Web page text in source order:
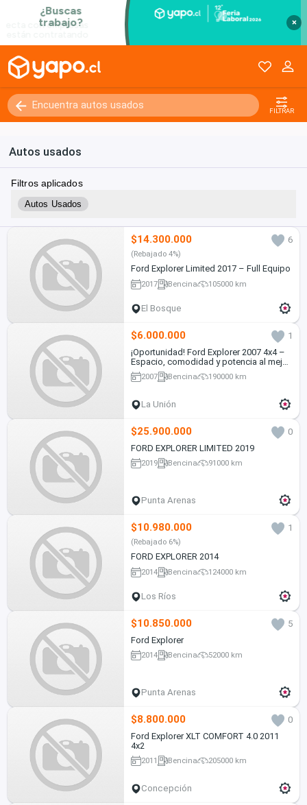
×
FILTRAR
Autos usados
Filtros aplicados
Autos Usados
$14.300.000 6
(Rebajado 4%)
Ford Explorer Limited 2017 – Full Equipo
2017 Bencina 105000 km
El Bosque
$6.000.000
1
¡Oportunidad! Ford Explorer 2007 4x4 –
Espacio, comodidad y potencia al mejor
precio
2007 Bencina 190000 km
La Unión
$25.900.000
0
FORD EXPLORER LIMITED 2019
2019 Bencina 91000 km
Punta Arenas
$10.980.000 1
(Rebajado 6%)
FORD EXPLORER 2014
2014 Bencina 124000 km
Los Ríos
$10.850.000
5
Ford Explorer
2014 Bencina 52000 km
Punta Arenas
$8.800.000
0
Ford Explorer XLT COMFORT 4.0 2011
4x2
2011 Bencina 205000 km
Concepción